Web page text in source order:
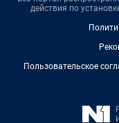
действия по
Пользовательское